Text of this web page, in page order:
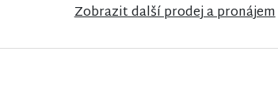
Zobrazit další prodej a pronájem